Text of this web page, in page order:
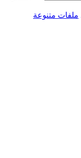
ملفات متنوعة